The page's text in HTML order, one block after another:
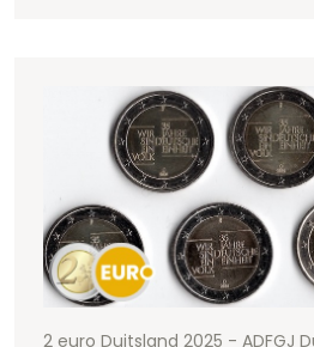
2 euro Duitsland 2025 - ADFGJ